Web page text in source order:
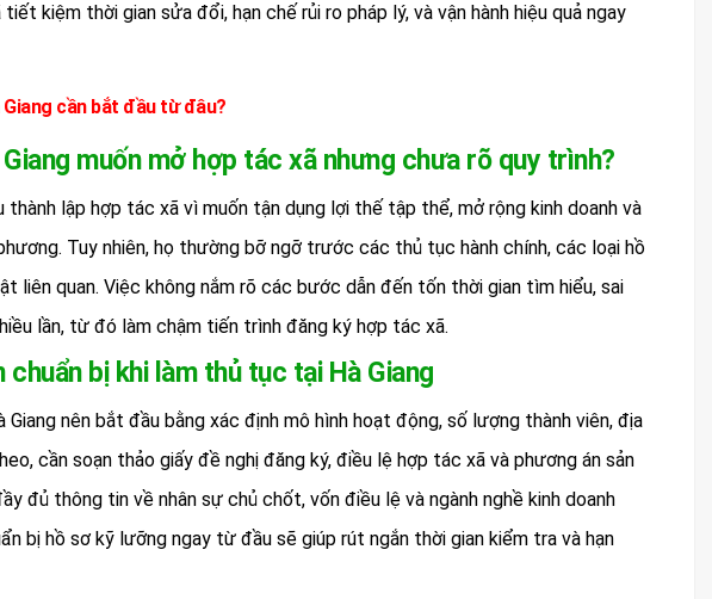
kiệm thời gian sửa đổi, hạn chế rủi ro pháp lý, và vận hành hiệu quả ngay
cần bắt đầu từ đâu?
muốn mở hợp tác xã nhưng chưa rõ quy trình?
thành lập hợp tác xã vì muốn tận dụng lợi thế tập thể, mở rộng kinh doanh và
Tuy nhiên, họ thường bỡ ngỡ trước các thủ tục hành chính, các loại hồ
liên quan. Việc không nắm rõ các bước dẫn đến tốn thời gian tìm hiểu, sai
lần, từ đó làm chậm tiến trình đăng ký hợp tác xã.
bị khi làm thủ tục tại Hà Giang
nên bắt đầu bằng xác định mô hình hoạt động, số lượng thành viên, địa
cần soạn thảo giấy đề nghị đăng ký, điều lệ hợp tác xã và phương án sản
đủ thông tin về nhân sự chủ chốt, vốn điều lệ và ngành nghề kinh doanh
bị hồ sơ kỹ lưỡng ngay từ đầu sẽ giúp rút ngắn thời gian kiểm tra và hạn